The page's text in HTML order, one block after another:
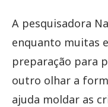
A pesquisadora
enquanto muitas
preparação para
outro olhar a
ajuda moldar as